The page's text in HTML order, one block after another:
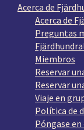
Acerca de
Acerca de
Preguntas
Miembros
Reservar
Reservar
Viaje en
Política de
Póngase